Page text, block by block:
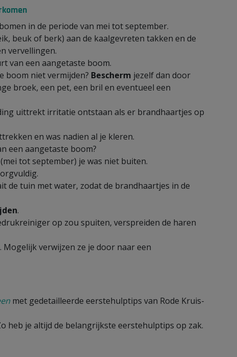
in de periode van mei tot september.
beuk of berk) aan de kaalgevreten takken en de
vervellingen.
van een aangetaste boom.
boom niet vermijden? Bescherm jezelf dan door
broek, een pet, een bril en eventueel een
uittrekt irritatie ontstaan als er brandhaartjes op
en was nadien al je kleren.
een aangetaste boom?
tot september) je was niet buiten.
de tuin met water, zodat de brandhaartjes in de
.
op zou spuiten, verspreiden de haren
. Mogelijk verwijzen ze je door naar een
met gedetailleerde eerstehulptips van Rode Kruis-
heb je altijd de belangrijkste eerstehulptips op zak.